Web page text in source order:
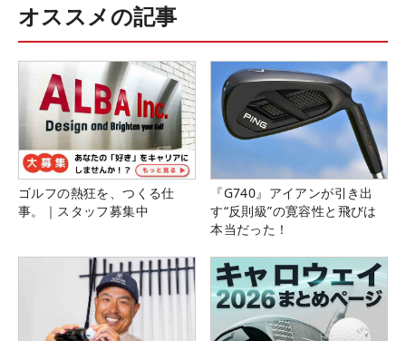
オススメの記事
ゴルフの熱狂を、つくる仕
事。｜スタッフ募集中
『G740』アイアンが引き出
す“反則級”の寛容性と飛びは
本当だった！